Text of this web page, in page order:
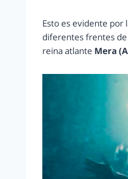
Esto es evidente por
diferentes frentes de
reina atlante Mera